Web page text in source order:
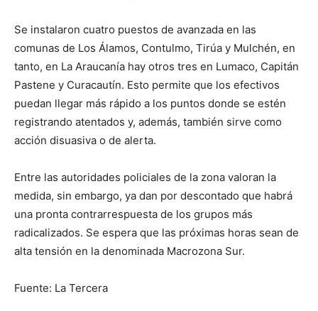
Se instalaron cuatro puestos de avanzada en las
comunas de Los Álamos, Contulmo, Tirúa y Mulchén, en
tanto, en La Araucanía hay otros tres en Lumaco, Capitán
Pastene y Curacautín. Esto permite que los efectivos
puedan llegar más rápido a los puntos donde se estén
registrando atentados y, además, también sirve como
acción disuasiva o de alerta.
Entre las autoridades policiales de la zona valoran la
medida, sin embargo, ya dan por descontado que habrá
una pronta contrarrespuesta de los grupos más
radicalizados. Se espera que las próximas horas sean de
alta tensión en la denominada Macrozona Sur.
Fuente: La Tercera